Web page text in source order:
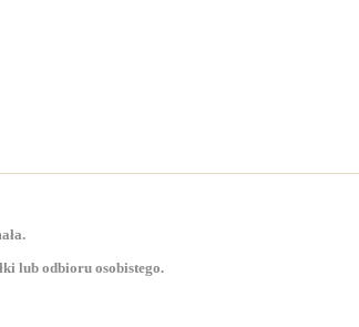
lub odbioru osobistego.